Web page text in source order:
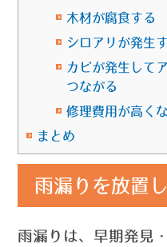
木材が腐食する
シロアリが発生
カビが発生して
つながる
修理費用が高く
まとめ
雨漏りを放置
雨漏りは、早期発見